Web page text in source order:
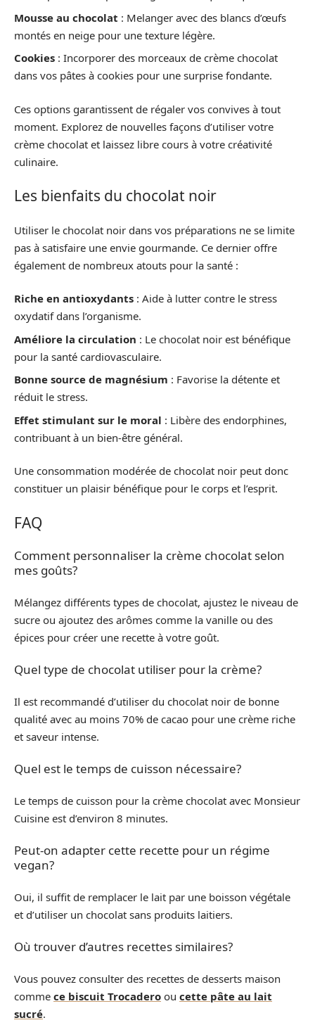
Mousse au chocolat : Melanger avec des blancs d’œufs
montés en neige pour une texture légère.
Cookies : Incorporer des morceaux de crème chocolat
dans vos pâtes à cookies pour une surprise fondante.
Ces options garantissent de régaler vos convives à tout
moment. Explorez de nouvelles façons d’utiliser votre
crème chocolat et laissez libre cours à votre créativité
culinaire.
Les bienfaits du chocolat noir
Utiliser le chocolat noir dans vos préparations ne se limite
pas à satisfaire une envie gourmande. Ce dernier offre
également de nombreux atouts pour la santé :
Riche en antioxydants : Aide à lutter contre le stress
oxydatif dans l’organisme.
Améliore la circulation : Le chocolat noir est bénéfique
pour la santé cardiovasculaire.
Bonne source de magnésium : Favorise la détente et
réduit le stress.
Effet stimulant sur le moral : Libère des endorphines,
contribuant à un bien-être général.
Une consommation modérée de chocolat noir peut donc
constituer un plaisir bénéfique pour le corps et l’esprit.
FAQ
Comment personnaliser la crème chocolat selon
mes goûts?
Mélangez différents types de chocolat, ajustez le niveau de
sucre ou ajoutez des arômes comme la vanille ou des
épices pour créer une recette à votre goût.
Quel type de chocolat utiliser pour la crème?
Il est recommandé d’utiliser du chocolat noir de bonne
qualité avec au moins 70% de cacao pour une crème riche
et saveur intense.
Quel est le temps de cuisson nécessaire?
Le temps de cuisson pour la crème chocolat avec Monsieur
Cuisine est d’environ 8 minutes.
Peut-on adapter cette recette pour un régime
vegan?
Oui, il suffit de remplacer le lait par une boisson végétale
et d’utiliser un chocolat sans produits laitiers.
Où trouver d’autres recettes similaires?
Vous pouvez consulter des recettes de desserts maison
comme ce biscuit Trocadero ou cette pâte au lait
sucré.